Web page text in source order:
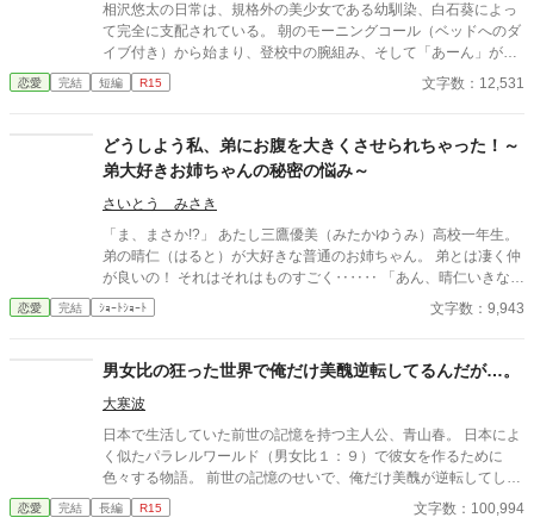
相沢悠太の日常は、規格外の美少女である幼馴染、白石葵によっ
て完全に支配されている。 朝のモーニングコール（ベッドへのダ
イブ付き）から始まり、登校中の腕組み、そして「あーん」が義
務付けられた手作り弁当。誰もが羨むラブラブっぷりだが、悠太
はこれを「家族愛」だと頑なに誤解（無視）している。 「ゆーた
の一途。周囲の冷やかしや、葵を狙う男子生徒のプレッシャーが
高まる中、悠太の**「幼馴染フィルター」**はついに限界を迎え
る。 この溺愛っぷり、いつまで「家族」で通せるのか？ 甘すぎる
日常が、悠太の鈍感な理性を溶かし尽くす――最初からクライマ
ックスの、超高濃度イチャイチャ・ラブコメ、開幕！
恋愛 完結 短編 R15 文字数：12,531
どうしよう私、弟にお腹を大きくさせられちゃった！～
弟大好きお姉ちゃんの秘密の悩み～
さいとう みさき
「ま、まさか!?」 あたし三鷹優美（みたかゆうみ）高校一年生。
弟の晴仁（はると）が大好きな普通のお姉ちゃん。 弟とは凄く仲
が良いの！ それはそれはものすごく‥‥‥ 「あん、晴仁いきなり
そんなのお口に入らないよぉ～♡」 そんな関係のあたしたち。 で
もある日トイレであたしはアレが来そうなのになかなか来ないの
お腹が出て来てる!?」 お姉ちゃんの秘密の悩みです。
恋愛 完結 ｼｮｰﾄｼｮｰﾄ 文字数：9,943
男女比の狂った世界で俺だけ美醜逆転してるんだが…。
大寒波
日本で生活していた前世の記憶を持つ主人公、青山春。 日本によ
く似たパラレルワールド（男女比１：９）で彼女を作るために
色々する物語。 前世の記憶のせいで、俺だけ美醜が逆転してしま
っているので、この世界で可愛いと言われている子達には興味が
ない…。 うん。ポジティブに考えれば、前世で女優やモデルを出
恋愛 完結 長編 R15 文字数：100,994